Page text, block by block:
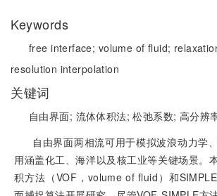
Keywords
free interface; volume of fluid;
resolution interpolation
关键词
自由界面; 流体体积法;松弛系数;高分辨
自由界面两相流可用于模拟波浪动力学
用涵盖化工、海洋以及核工业等关键场景。
积方法（VOF，volume of fluid）和